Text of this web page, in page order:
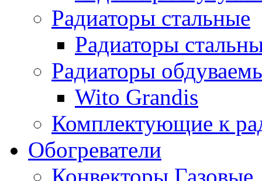
Радиаторы стальные
Радиаторы
Радиаторы
Wito Grandis
Комплектующие к
Обогреватели
Конвекторы Газовые